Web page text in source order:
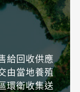
給回收供應
由當地養殖
環衛收集送